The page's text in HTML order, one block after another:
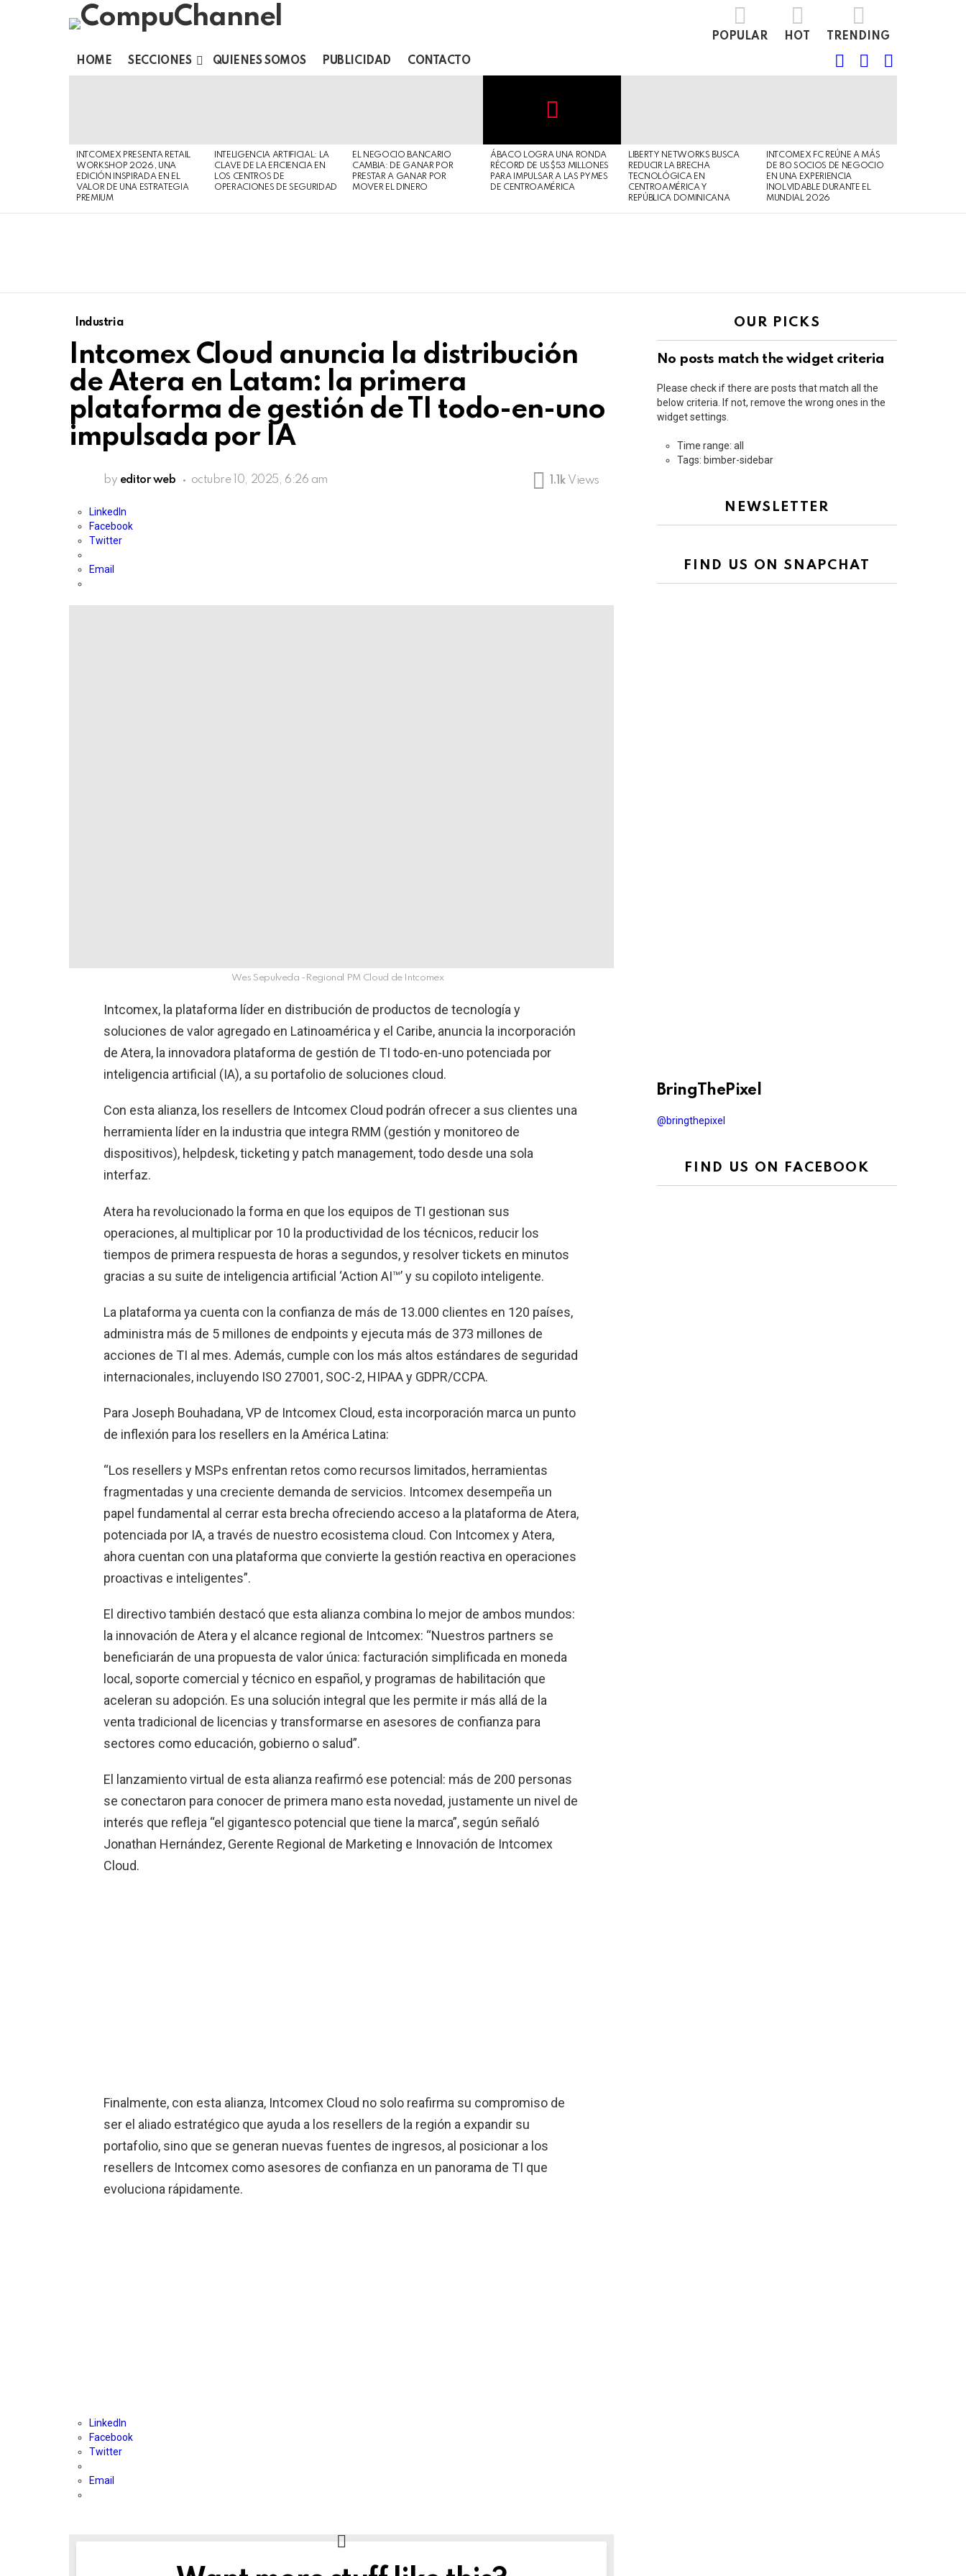
POPULAR HOT TRENDING
HOME SECCIONES QUIENES SOMOS PUBLICIDAD CONTACTO
FOLLOWSEARCH
INTCOMEX PRESENTA RETAIL
WORKSHOP 2026, UNA
EDICIÓN INSPIRADA EN EL
VALOR DE UNA ESTRATEGIA
PREMIUM
INTELIGENCIA ARTIFICIAL: LA
CLAVE DE LA EFICIENCIA EN
LOS CENTROS DE
OPERACIONES DE SEGURIDAD
EL NEGOCIO BANCARIO
CAMBIA: DE GANAR POR
PRESTAR A GANAR POR
MOVER EL DINERO
Safe
For
Work
view
this
post
ÁBACO LOGRA UNA RONDA
RÉCORD DE US$53 MILLONES
PARA IMPULSAR A LAS PYMES
DE CENTROAMÉRICA
LIBERTY NETWORKS BUSCA
REDUCIR LA BRECHA
TECNOLÓGICA EN
CENTROAMÉRICA Y
REPÚBLICA DOMINICANA
INTCOMEX FC REÚNE A MÁS
DE 80 SOCIOS DE NEGOCIO
EN UNA EXPERIENCIA
INOLVIDABLE DURANTE EL
MUNDIAL 2026
Industria
Intcomex Cloud anuncia la distribución
de Atera en Latam: la primera
plataforma de gestión de TI todo-en-uno
impulsada por IA
by editor web octubre 10, 2025, 6:26 am 1.1k Views
LinkedIn
Facebook
Twitter
Email
Wes Sepulveda -Regional PM Cloud de Intcomex
Intcomex, la plataforma líder en distribución de productos de tecnología y
soluciones de valor agregado en Latinoamérica y el Caribe, anuncia la incorporación
de Atera, la innovadora plataforma de gestión de TI todo-en-uno potenciada por
inteligencia artificial (IA), a su portafolio de soluciones cloud.
Con esta alianza, los resellers de Intcomex Cloud podrán ofrecer a sus clientes una
herramienta líder en la industria que integra RMM (gestión y monitoreo de
dispositivos), helpdesk, ticketing y patch management, todo desde una sola
interfaz.
Atera ha revolucionado la forma en que los equipos de TI gestionan sus
operaciones, al multiplicar por 10 la productividad de los técnicos, reducir los
tiempos de primera respuesta de horas a segundos, y resolver tickets en minutos
gracias a su suite de inteligencia artificial ‘Action AI™’ y su copiloto inteligente.
La plataforma ya cuenta con la confianza de más de 13.000 clientes en 120 países,
administra más de 5 millones de endpoints y ejecuta más de 373 millones de
acciones de TI al mes. Además, cumple con los más altos estándares de seguridad
internacionales, incluyendo ISO 27001, SOC-2, HIPAA y GDPR/CCPA.
Para Joseph Bouhadana, VP de Intcomex Cloud, esta incorporación marca un punto
de inflexión para los resellers en la América Latina:
“Los resellers y MSPs enfrentan retos como recursos limitados, herramientas
fragmentadas y una creciente demanda de servicios. Intcomex desempeña un
papel fundamental al cerrar esta brecha ofreciendo acceso a la plataforma de Atera,
potenciada por IA, a través de nuestro ecosistema cloud. Con Intcomex y Atera,
ahora cuentan con una plataforma que convierte la gestión reactiva en operaciones
proactivas e inteligentes”.
El directivo también destacó que esta alianza combina lo mejor de ambos mundos:
la innovación de Atera y el alcance regional de Intcomex: “Nuestros partners se
beneficiarán de una propuesta de valor única: facturación simplificada en moneda
local, soporte comercial y técnico en español, y programas de habilitación que
aceleran su adopción. Es una solución integral que les permite ir más allá de la
venta tradicional de licencias y transformarse en asesores de confianza para
sectores como educación, gobierno o salud”.
El lanzamiento virtual de esta alianza reafirmó ese potencial: más de 200 personas
se conectaron para conocer de primera mano esta novedad, justamente un nivel de
interés que refleja “el gigantesco potencial que tiene la marca”, según señaló
Jonathan Hernández, Gerente Regional de Marketing e Innovación de Intcomex
Cloud.
Finalmente, con esta alianza, Intcomex Cloud no solo reafirma su compromiso de
ser el aliado estratégico que ayuda a los resellers de la región a expandir su
portafolio, sino que se generan nuevas fuentes de ingresos, al posicionar a los
resellers de Intcomex como asesores de confianza en un panorama de TI que
evoluciona rápidamente.
LinkedIn
Facebook
Twitter
Email
OUR PICKS
No posts match the widget criteria
Please check if there are posts that match all the
below criteria. If not, remove the wrong ones in the
widget settings.
Time range: all
Tags: bimber-sidebar
NEWSLETTER
FIND US ON SNAPCHAT
BringThePixel
@bringthepixel
FIND US ON FACEBOOK